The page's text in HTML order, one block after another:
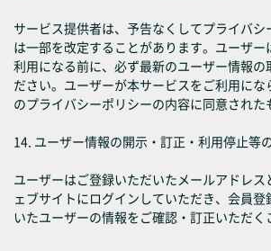
サービス提供者は、予告なくしてプライバシ
は一部を改定することがあります。ユーザ
利用になる前に、必ず最新のユーザー情報の
ださい。ユーザーが本サービスをご利用に
のプライバシーポリシーの内容に同意された
14. ユーザー情報の開示・訂正・利用停止等
ユーザーはご登録いただいたメールアドレス
ェブサイトにログインしていただき、会員
いたユーザーの情報をご確認・訂正いただく